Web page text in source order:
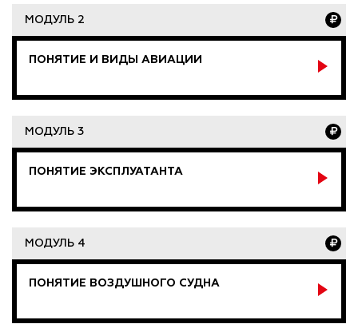
МОДУЛЬ 2
ПОНЯТИЕ И ВИДЫ АВИАЦИИ
МОДУЛЬ 3
ПОНЯТИЕ ЭКСПЛУАТАНТА
МОДУЛЬ 4
ПОНЯТИЕ ВОЗДУШНОГО СУДНА